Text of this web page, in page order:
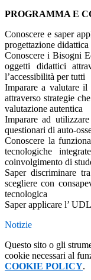
PROGRAMMA E
Conoscere e saper
progettazione didattica
Conoscere i Bisogni
oggetti didattici
l’accessibilità per tutti
Imparare a valutare il
attraverso strategie
valutazione autentica
Imparare ad
questionari di auto-
Conoscere la
tecnologiche
coinvolgimento di
Saper discriminare
scegliere con
tecnologica
Saper applicare l’
Notizie
Questo sito o gli
cookie necessari al
COOKIE POLICY.